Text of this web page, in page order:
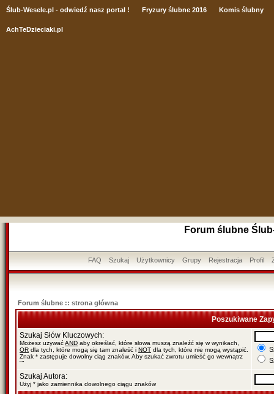
Ślub-Wesele.pl - odwiedź nasz portal ! Fryzury ślubne 2016 Komis ślubny
AchTeDzieciaki.pl
Forum ślubne
FAQ Szukaj Użytkownicy Grupy Rejestracja Profil
Forum ślubne :: strona główna
Poszukiwane
Szukaj Słów Kluczowych:
Możesz używaćAND aby określać, które słowa muszą znaleźć się w wynikach,
OR dla tych, które mogą się tam znaleść i NOT dla tych, które nie mogą wystąpić.
Znak * zastępuje dowolny ciąg znaków. Aby szukać zwrotu umieść go wewnątrz
""
Szukaj Autora:
Użyj * jako zamiennika dowolnego ciągu znaków